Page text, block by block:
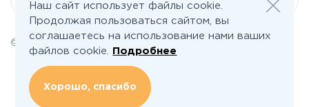
© 2026 Все права защищены | poselkino.ru
ИП Маслов Дмитрий Валерьевич
ИНН 503406273833
+79647266008
142613, Московская область, Орехово-Зуево, ул. Северная, д.14, кв.145
Наш сайт использует файлы cookie.
Продолжая пользоваться сайтом, вы
соглашаетесь на использование нами ваших
файлов cookie.
Подробнее
Хорошо, спасибо